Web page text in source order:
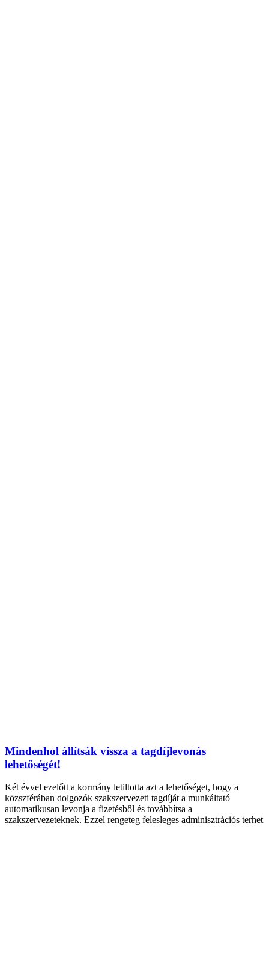
Mindenhol állítsák vissza a tagdíjlevonás
lehetőségét!
Két évvel ezelőtt a kormány letiltotta azt a lehetőséget, hogy a
közszférában dolgozók szakszervezeti tagdíját a munkáltató
automatikusan levonja a fizetésből és továbbítsa a
szakszervezeteknek. Ezzel rengeteg felesleges adminisztrációs terhet